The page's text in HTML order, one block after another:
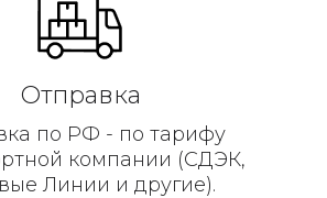
Отправка
по РФ - по тарифу
компании (СДЭК,
Линии и другие).